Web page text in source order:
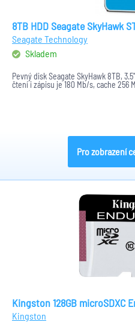
8TB HDD Seagate SkyHawk
Seagate Technology
Skladem
Pevný disk Seagate SkyHawk 8TB,
čtení i zápisu je 180 Mb/s, cache 256
Pro zobrazení
Kingston 128GB microSDXC
Kingston